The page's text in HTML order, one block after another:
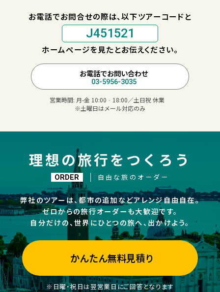
お電話でお問合せの際は、以下ツアーコードと
J451521
ホームページを見たとお伝えください。
お電話でお問い合わせ
03-5956-3035
営業時間: 月-金 10:00‐18:00／土日祝 休業
※土曜日はメール対応のみ
理想の旅行をつくろう
ORDER 自由な旅のオーダー
弊社のツアーは、都市の追加などアレンジ自由自在。
ゼロからの旅行オーダーも大歓迎です。
自分だけの、世界にひとつの旅へ、出かけよう。
かんたん無料見積り
※日曜・祝日は翌営業日にご回答となります